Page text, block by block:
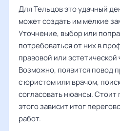
Для Тельцов это удачный
может создать им мелкие
Уточнение, выбор или
потребоваться от них в
правовой или эстетической
Возможно, появится повод
с юристом или врачом,
согласовать нюансы. Стоит
этого зависит итог
работ.